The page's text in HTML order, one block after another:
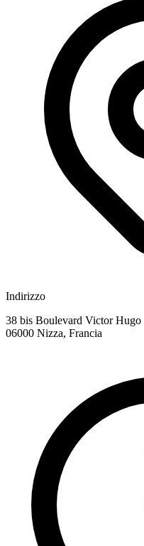
Indirizzo
38 bis Boulevard Victor Hugo
06000 Nizza, Francia